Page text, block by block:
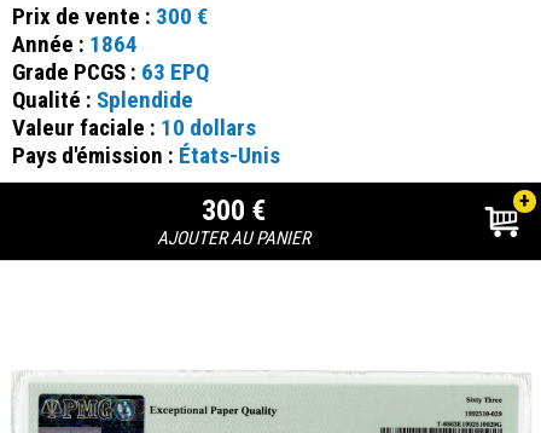
Prix de vente : 300 €
Année : 1864
Grade PCGS : 63 EPQ
Qualité : Splendide
Valeur faciale : 10 dollars
Pays d'émission : États-Unis
300 €
AJOUTER AU PANIER
+